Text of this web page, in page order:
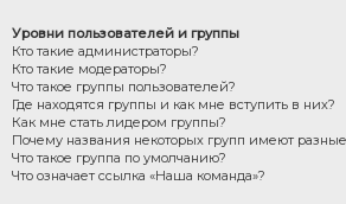
Уровни пользователей и группы
Кто такие администраторы?
Кто такие модераторы?
Что такое группы пользователей?
Где находятся группы и как мне вступить в них?
Как мне стать лидером группы?
Почему названия некоторых групп имеют
Что такое группа по умолчанию?
Что означает ссылка «Наша команда»?